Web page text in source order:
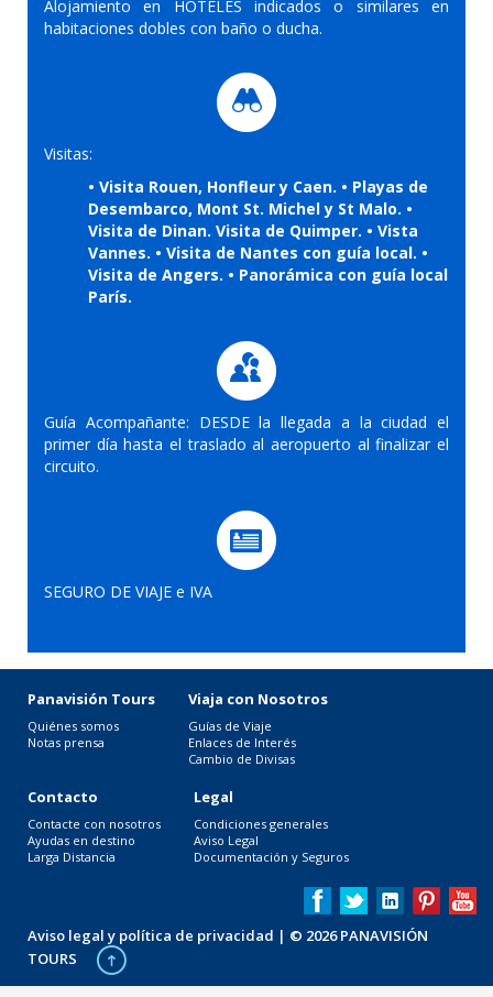
Alojamiento en HOTELES indicados o similares en
habitaciones dobles con baño o ducha.
Visitas:
• Visita Rouen, Honfleur y Caen. • Playas de
Desembarco, Mont St. Michel y St Malo. •
Visita de Dinan. Visita de Quimper. • Vista
Vannes. • Visita de Nantes con guía local. •
Visita de Angers. • Panorámica con guía local
París.
Guía Acompañante: DESDE la llegada a la ciudad el
primer día hasta el traslado al aeropuerto al finalizar el
circuito.
SEGURO DE VIAJE e IVA
Panavisión Tours
Quiénes somos
Notas prensa
Viaja con Nosotros
Guías de Viaje
Enlaces de Interés
Cambio de Divisas
Contacto
Contacte con nosotros
Ayudas en destino
Larga Distancia
Legal
Condiciones generales
Aviso Legal
Documentación y Seguros
Aviso legal y política de privacidad | © 2026 PANAVISIÓN
TOURS